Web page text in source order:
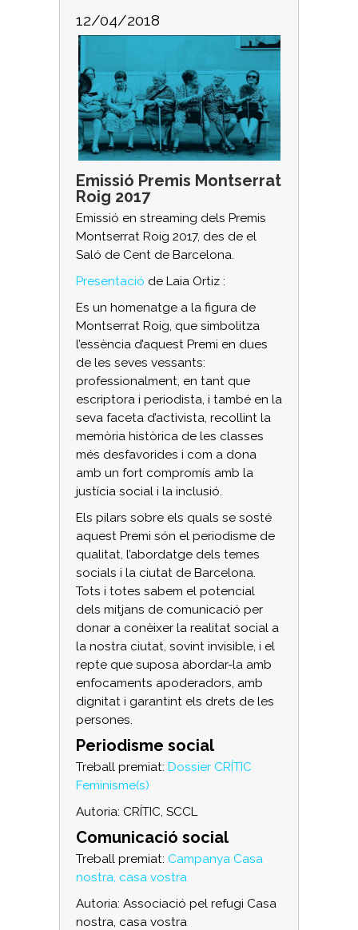
12/04/2018
Emissió Premis Montserrat
Roig 2017
Emissió en streaming dels Premis
Montserrat Roig 2017, des de el
Saló de Cent de Barcelona.
Presentació de Laia Ortiz :
Es un homenatge a la figura de
Montserrat Roig, que simbolitza
l’essència d’aquest Premi en dues
de les seves vessants:
professionalment, en tant que
escriptora i periodista, i també en la
seva faceta d’activista, recollint la
memòria històrica de les classes
més desfavorides i com a dona
amb un fort compromís amb la
justícia social i la inclusió.
Els pilars sobre els quals se sosté
aquest Premi són el periodisme de
qualitat, l’abordatge dels temes
socials i la ciutat de Barcelona.
Tots i totes sabem el potencial
dels mitjans de comunicació per
donar a conèixer la realitat social a
la nostra ciutat, sovint invisible, i el
repte que suposa abordar-la amb
enfocaments apoderadors, amb
dignitat i garantint els drets de les
persones.
Periodisme social
Treball premiat: Dossier CRÍTIC
Feminisme(s)
Autoria: CRÍTIC, SCCL
Comunicació social
Treball premiat: Campanya Casa
nostra, casa vostra
Autoria: Associació pel refugi Casa
nostra, casa vostra